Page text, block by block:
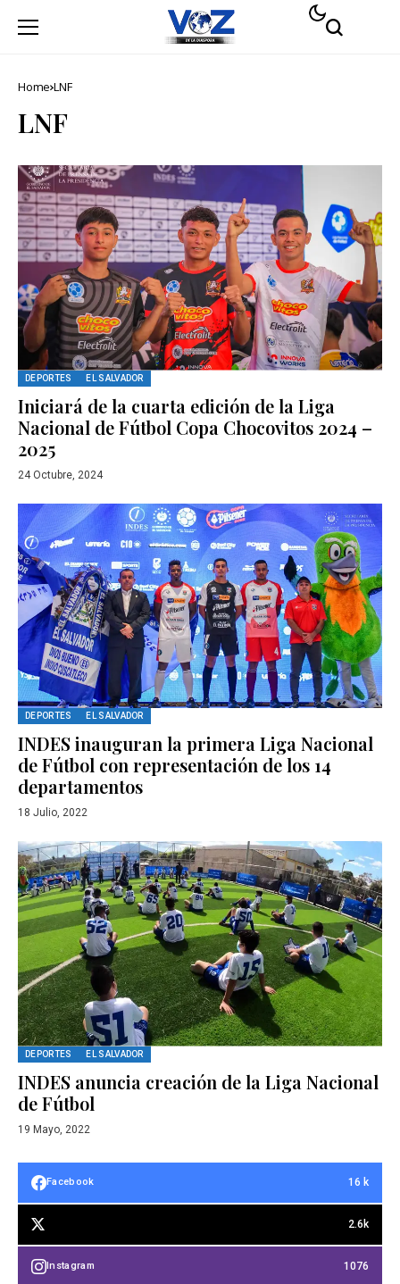
Home LNF
LNF
DEPORTES EL SALVADOR
Iniciará de la cuarta edición de la Liga
Nacional de Fútbol Copa Chocovitos 2024 –
2025
24 Octubre, 2024
DEPORTES EL SALVADOR
INDES inauguran la primera Liga Nacional
de Fútbol con representación de los 14
departamentos
18 Julio, 2022
DEPORTES EL SALVADOR
INDES anuncia creación de la Liga Nacional
de Fútbol
19 Mayo, 2022
Facebook 16 k
2.6k
Instagram 1076